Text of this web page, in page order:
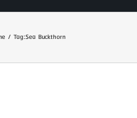
/ Tag:Sea Buckthorn